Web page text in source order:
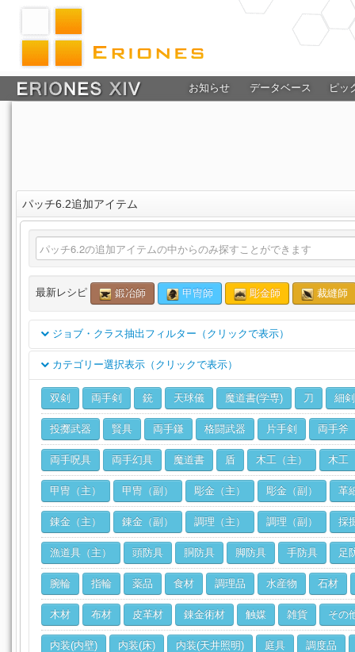
お知らせ データベース ピッ
パッチ6.2追加アイテム
最新レシピ 鍛冶師 甲冑師 彫金師 裁縫師
ジョブ・クラス抽出フィルター（クリックで表示）
クラス
ジョブ
カテゴリー選択表示（クリックで表示）
双剣 両手剣 銃 天球儀 魔道書(学専) 刀 細剣
投擲武器 賢具 両手鎌 格闘武器 片手剣 両手斧
両手呪具 両手幻具 魔道書 盾 木工（主） 木工
甲冑（主） 甲冑（副） 彫金（主） 彫金（副） 革
錬金（主） 錬金（副） 調理（主） 調理（副） 採
漁道具（主） 頭防具 胴防具 脚防具 手防具 足
腕輪 指輪 薬品 食材 調理品 水産物 石材
木材 布材 皮革材 錬金術材 触媒 雑貨 その
内装(内壁) 内装(床) 内装(天井照明) 庭具 調度品